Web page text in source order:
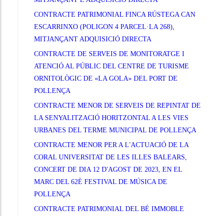
CONTRACTE PATRIMONIAL FINCA RÚSTEGA CAN
ESCARRINXO (POLIGON 4 PARCEL·LA 268),
MITJANÇANT ADQUISICIÓ DIRECTA
CONTRACTE DE SERVEIS DE MONITORATGE I
ATENCIÓ AL PÚBLIC DEL CENTRE DE TURISME
ORNITOLÒGIC DE «LA GOLA» DEL PORT DE
POLLENÇA
CONTRACTE MENOR DE SERVEIS DE REPINTAT DE
LA SENYALITZACIÓ HORITZONTAL A LES VIES
URBANES DEL TERME MUNICIPAL DE POLLENÇA
CONTRACTE MENOR PER A L'ACTUACIÓ DE LA
CORAL UNIVERSITAT DE LES ILLES BALEARS,
CONCERT DE DIA 12 D'AGOST DE 2023, EN EL
MARC DEL 62È FESTIVAL DE MÚSICA DE
POLLENÇA
CONTRACTE PATRIMONIAL DEL BÉ IMMOBLE